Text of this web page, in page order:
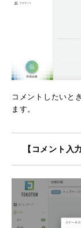
コメントしたいと
ます。
【コメント入